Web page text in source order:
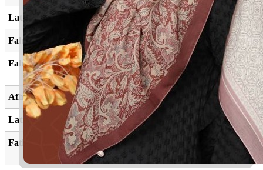
Latif Lembut, bersopan
Fahmidah Cerdik, bijak
Fahim
Yang faham, memahami, pintar, rajin
belajar
Afham Yang pandai, faham
Latifah Lembut, bersopan
Fathurrahman
Pembukaan, kejayaan Allah yang
pengasih